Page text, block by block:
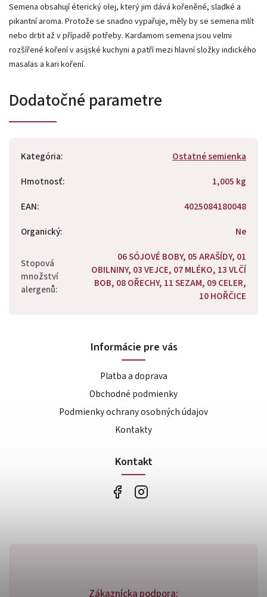
Semena obsahují éterický olej, který jim dává kořeněné, sladké a
pikantní aroma. Protože se snadno vypařuje, měly by se semena mlít
nebo drtit až v případě potřeby. Kardamom semena jsou velmi
rozšířené koření v asijské kuchyni a patří mezi hlavní složky indického
masalas a kari koření.
Dodatočné parametre
Kategória:
Ostatné semienka
Hmotnosť:
1,005 kg
EAN:
4025084180048
Organický: Ne
Stopová
množství
alergenů:
06 SÓJOVÉ BOBY, 05 ARAŠÍDY, 01
OBILNINY, 03 VEJCE, 07 MLÉKO, 13 VLČÍ
BOB, 08 OŘECHY, 11 SEZAM, 09 CELER,
10 HOŘČICE
Zákaznícka podpora:
Informácie pre vás
Platba a doprava
Obchodné podmienky
Podmienky ochrany osobných údajov
Kontakty
Kontakt